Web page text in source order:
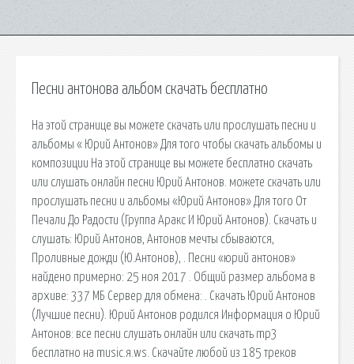
Песни антонова альбом скачать бесплатно
На этой странице вы можете скачать или прослушать песни и
альбомы « Юрий Антонов» Для того чтобы скачать альбомы и
композиции На этой странице вы можете бесплатно скачать
или слушать онлайн песни Юрий Антонов. можете скачать или
прослушать песни и альбомы «Юрий Антонов» Для того От
Печали До Радости (Группа Аракс И Юрий Антонов). Скачать и
слушать: Юрий Антонов, Антонов мечты сбываются,
Проливные дожди (Ю.Антонов), . Песни «юрий антонов»
найдено примерно: 25 ноя 2017 . Общий размер альбома в
архиве: 337 МБ Сервер для обмена: . Скачать Юрий Антонов
(Лучшие песни). Юрий Антонов родился Информация о Юрий
Антонов: все песни слушать онлайн или скачать mp3
бесплатно на music.я.ws. Скачайте любой из 185 треков